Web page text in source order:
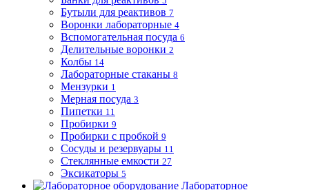
Бутыли для реактивов 7
Воронки лабораторные 4
Вспомогательная посуда 6
Делительные воронки 2
Колбы 14
Лабораторные стаканы 8
Мензурки 1
Мерная посуда 3
Пипетки 11
Пробирки 9
Пробирки с пробкой 9
Сосуды и резервуары 11
Стеклянные емкости 27
Эксикаторы 5
Лабораторное